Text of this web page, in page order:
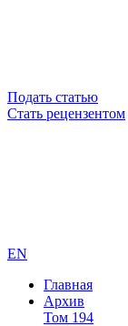
Подать статью
Стать рецензентом
EN
Главная
Архив
Том 194